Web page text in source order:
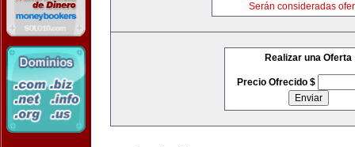
Serán consideradas
Realizar una Oferta
Precio Ofrecido $